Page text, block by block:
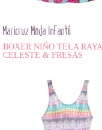
Maricruz Moda Infantil
BOXER NIÑO TELA
CELESTE & FRESAS